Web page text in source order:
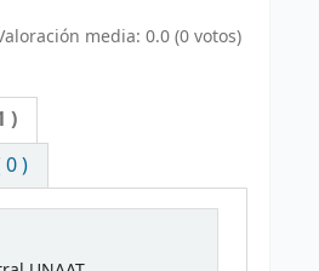
media: 0.0 (0 votos)
)
)